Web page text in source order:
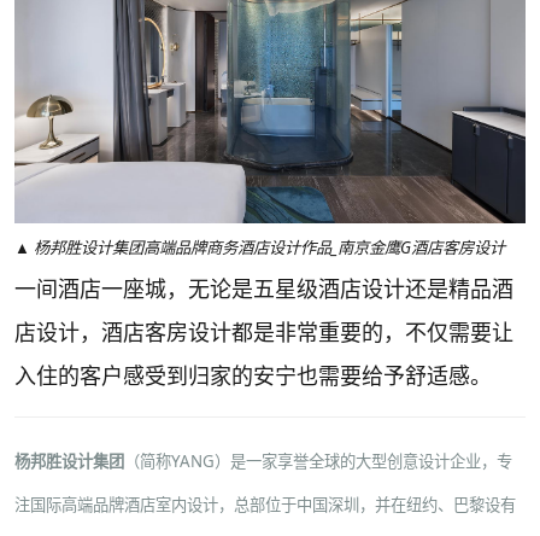
▲ 杨邦胜设计集团高端品牌商务酒店设计作品_南京金鹰G酒店客房设计
一间酒店一座城，无论是五星级酒店设计还是精品酒
店设计，酒店客房设计都是非常重要的，不仅需要让
入住的客户感受到归家的安宁也需要给予舒适感。
杨邦胜设计集团
（简称YANG）是一家享誉全球的大型创意设计企业，专
注国际高端品牌酒店室内设计，总部位于中国深圳，并在纽约、巴黎设有